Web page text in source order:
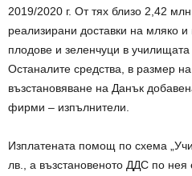
2019/2020 г. От тях близо 2,42
реализирани доставки на мляко
плодове и зеленчуци в училищата
Останалите средства, в размер
възстановяване на Данък
фирми – изпълнители.
Изплатената помощ по схема
лв., а възстановеното ДДС по